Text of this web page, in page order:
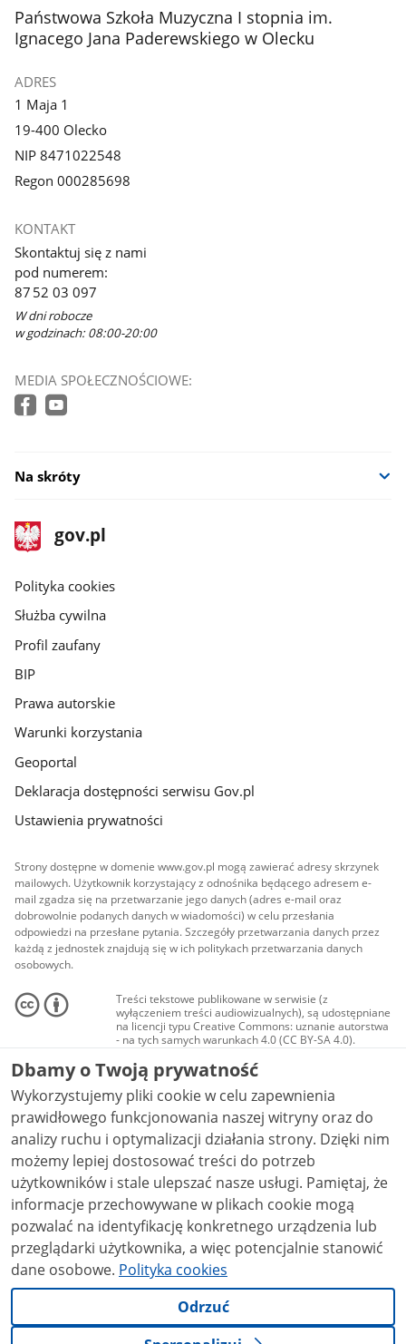
stopka
Państwowa Szkoła Muzyczna I stopnia im.
Ignacego Jana Paderewskiego w Olecku
ADRES
1 Maja 1
19-400 Olecko
NIP 8471022548
Regon 000285698
KONTAKT
Skontaktuj się z nami
pod numerem:
87 52 03 097
W dni robocze
w godzinach: 08:00-20:00
MEDIA SPOŁECZNOŚCIOWE:
Na skróty
stopka
gov.pl
Strona
gov.pl
gov.pl
Polityka cookies
Służba cywilna
Profil zaufany
BIP
Prawa autorskie
Warunki korzystania
Geoportal
Deklaracja dostępności serwisu Gov.pl
Ustawienia prywatności
Strony dostępne w domenie www.gov.pl mogą zawierać adresy skrzynek
mailowych. Użytkownik korzystający z odnośnika będącego adresem e-
mail zgadza się na przetwarzanie jego danych (adres e-mail oraz
dobrowolnie podanych danych w wiadomości) w celu przesłania
odpowiedzi na przesłane pytania. Szczegóły przetwarzania danych przez
każdą z jednostek znajdują się w ich politykach przetwarzania danych
osobowych.
Treści tekstowe publikowane w serwisie (z
wyłączeniem treści audiowizualnych), są udostępniane
na licencji typu Creative Commons: uznanie autorstwa
- na tych samych warunkach 4.0 (CC BY-SA 4.0).
Materiały audiowizualne, w tym zdjęcia, materiały
audio i wideo, są udostępniane na licencji typu
Creative Commons: uznanie autorstwa użycie
niekomercyjne - bez utworów zależnych 4.0 (CC BY-
NC-ND 4.0), o ile nie jest to stwierdzone inaczej.
Dbamy o Twoją prywatność
Wykorzystujemy pliki cookie w celu zapewnienia
prawidłowego funkcjonowania naszej witryny oraz do
analizy ruchu i optymalizacji działania strony. Dzięki nim
możemy lepiej dostosować treści do potrzeb
użytkowników i stale ulepszać nasze usługi. Pamiętaj, że
informacje przechowywane w plikach cookie mogą
pozwalać na identyfikację konkretnego urządzenia lub
przeglądarki użytkownika, a więc potencjalnie stanowić
dane osobowe. Polityka cookies
Odrzuć